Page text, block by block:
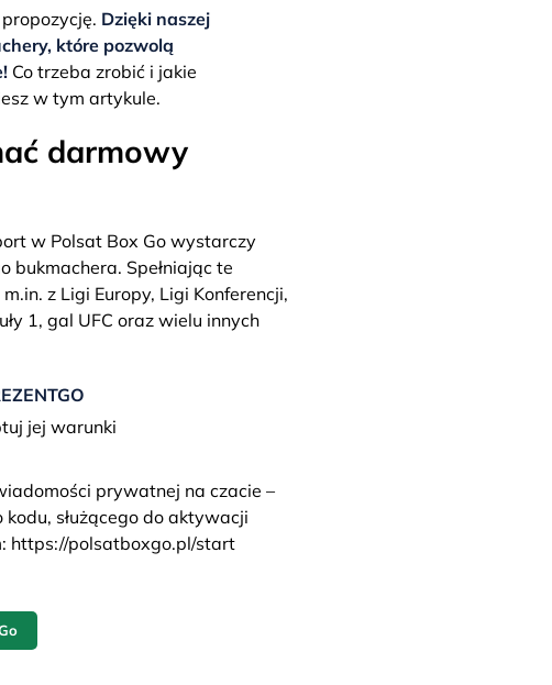
Dzięki naszej
które pozwolą
Co trzeba zrobić i jakie
w tym artykule.
darmowy
w Polsat Box Go wystarczy
bukmachera. Spełniając te
z Ligi Europy, Ligi Konferencji,
1, gal UFC oraz wielu innych
jej warunki
prywatnej na czacie –
służącego do aktywacji
https://polsatboxgo.pl/start